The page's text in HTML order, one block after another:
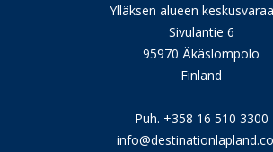
Ylläksen alueen
Sivulantie 6
95970 Äkäslompolo
Finland
Puh. +358 16 510 3300